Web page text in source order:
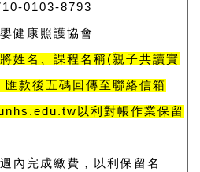
0103-8793
健康照護協會
姓名、課程名稱(親子共讀實
匯款後五碼 回傳至聯絡信箱
以利對帳作業保留
內完成繳費，以利保留名